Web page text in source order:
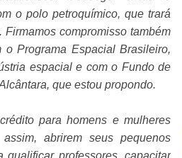
o polo petroquímico, que trará
compromisso também
Programa Espacial Brasileiro,
espacial e com o Fundo de
que estou propondo.
para homens e mulheres
abrirem seus pequenos
professores, capacitar